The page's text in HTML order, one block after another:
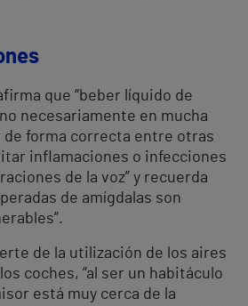
que “beber líquido de
necesariamente en mucha
de forma correcta entre otras
inflamaciones o infecciones
de la voz” y recuerda
de amígdalas son
de la utilización de los aires
coches, “al ser un habitáculo
está muy cerca de la